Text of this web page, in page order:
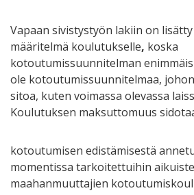
Vapaan sivistystyön lakiin on
määritelmä koulutukselle, koska
kotoutumissuunnitelman
ole kotoutumissuunnitelmaa,
sitoa, kuten voimassa olevassa
Koulutuksen maksuttomuus
kotoutumisen edistämisestä
momentissa tarkoitettuihin
maahanmuuttajien